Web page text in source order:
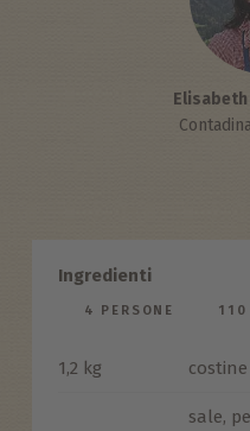
Ingredienti
4 PERSONE 110
1,2 kg
sale,